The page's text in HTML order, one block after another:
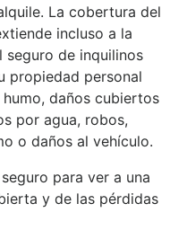
La cobertura del
incluso a la
seguro de inquilinos
propiedad personal
daños cubiertos
por agua, robos,
o daños al vehículo.
para ver a una
y de las pérdidas